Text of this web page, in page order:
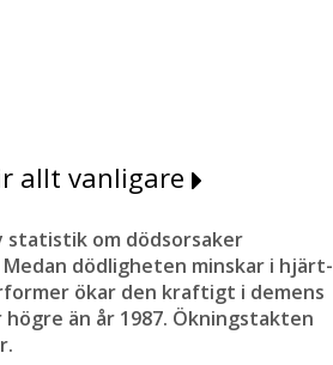
allt vanligare
statistik om dödsorsaker
dödligheten minskar i hjärt-
ökar den kraftigt i demens
än år 1987. Ökningstakten